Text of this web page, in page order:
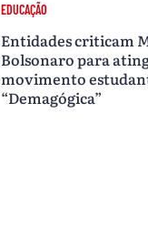
EDUCAÇÃO
Entidades criticam
Bolsonaro para
movimento
“Demagógica”